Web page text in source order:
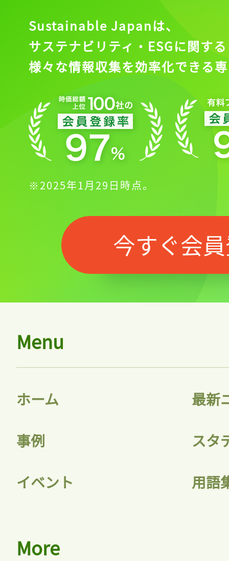
ログインが必
Sustainable Japanは、
サステナビリティ・ESGに関する
様々な情報収集を効率化できる
※2025年1月29日時点。
今すぐ会
Menu
ホーム 最新
事例 スタ
イベント 用語
More